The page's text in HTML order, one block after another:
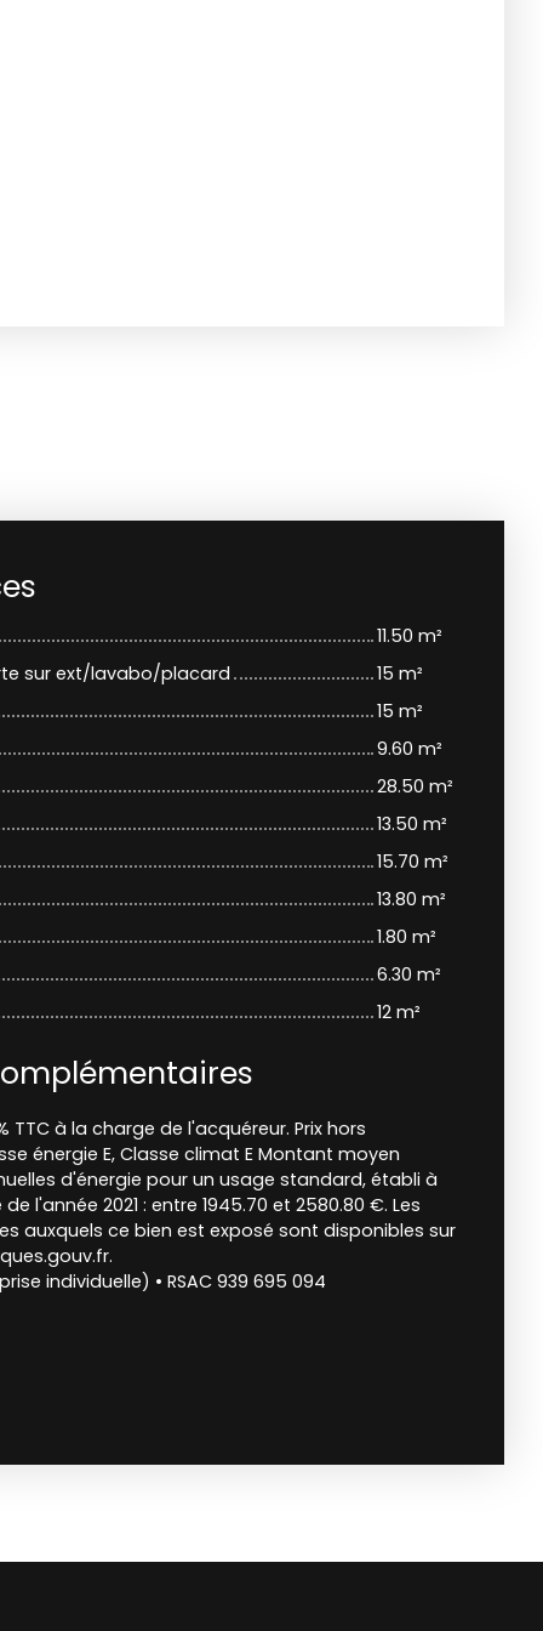
11.50 m²
sur ext/lavabo/placard
15 m²
15 m²
9.60 m²
28.50 m²
13.50 m²
15.70 m²
13.80 m²
1.80 m²
6.30 m²
12 m²
TTC à la charge de l'acquéreur. Prix hors
énergie E, Classe climat E Montant moyen
d'énergie pour un usage standard, établi à
l'année 2021 : entre 1945.70 et 2580.80 €. Les
auxquels ce bien est exposé sont disponibles sur
individuelle) • RSAC 939 695 094